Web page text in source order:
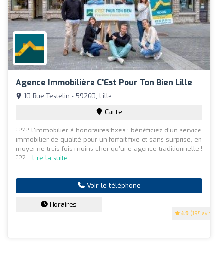
Agence Immobilière C'Est Pour Ton Bien Lille
4.9 (195 avis)
10 Rue Testelin - 59260, Lille
Carte
???? L'immobilier à honoraires fixes : bénéficiez d’un service
immobilier de qualité pour un forfait fixe et sans surprise, en
moyenne trois fois moins cher qu’une agence traditionnelle !
???... Lire la suite
Voir le téléphone
Horaires